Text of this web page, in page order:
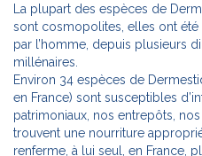
La plupart des espèces de
sont cosmopolites, elles ont
par l’homme, depuis plusieurs
millénaires.
Environ 34 espèces de
en France) sont susceptibles
patrimoniaux, nos entrepôts,
trouvent une nourriture
renferme, à lui seul, en France,